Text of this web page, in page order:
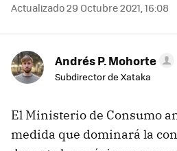
Actualizado 29 Octubre 2021, 16:08
Andrés P. Mohorte
Subdirector de Xataka
El Ministerio de Consumo
medida que dominará la